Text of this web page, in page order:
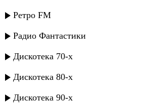
Ретро FM
Радио Фантастики
Дискотека 70-х
Дискотека 80-х
Дискотека 90-х
Фатима - Бессоница
Фатима - Свадебная
Рустам Мулдаров - Фатима